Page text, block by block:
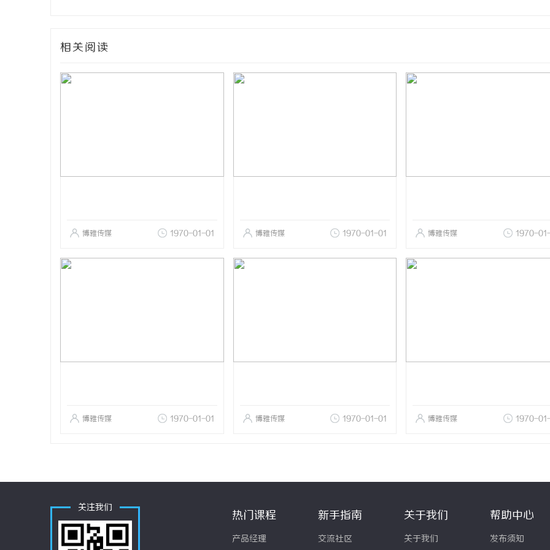
相关阅读
博雅传媒 1970-01-01 博雅传媒 1970-01-01 博雅传媒 1970-
博雅传媒 1970-01-01 博雅传媒 1970-01-01 博雅传媒 1970-
关注我们
热门课程
产品经理
新手指南
交流社区
关于我们
关于我们
帮助中心
发布须知